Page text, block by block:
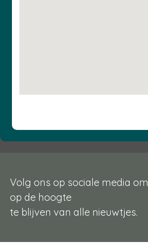
Volg ons op sociale media om
op de hoogte
te blijven van alle nieuwtjes.